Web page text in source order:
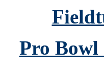
Pro Bowl